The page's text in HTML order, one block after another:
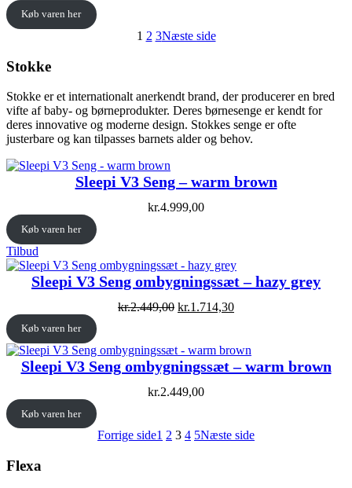
Køb varen her
1 2 3Næste side
Stokke
Stokke er et internationalt anerkendt brand, der producerer en bred
vifte af baby- og børneprodukter. Deres børnesenge er kendt for
deres innovative og moderne design. Stokkes senge er ofte
justerbare og kan tilpasses barnets alder og behov.
Sleepi V3 Seng – warm brown
kr.4.999,00
Køb varen her
Tilbud
på
tilbud
Sleepi V3 Seng ombygningssæt – hazy grey
kr.2.449,00 Original
kr.2.449,00.
kr.1.714,30Current
kr.1.714,30.
Køb varen her
Sleepi V3 Seng ombygningssæt – warm brown
kr.2.449,00
Køb varen her
Forrige side1 2 3 4 5Næste side
Flexa